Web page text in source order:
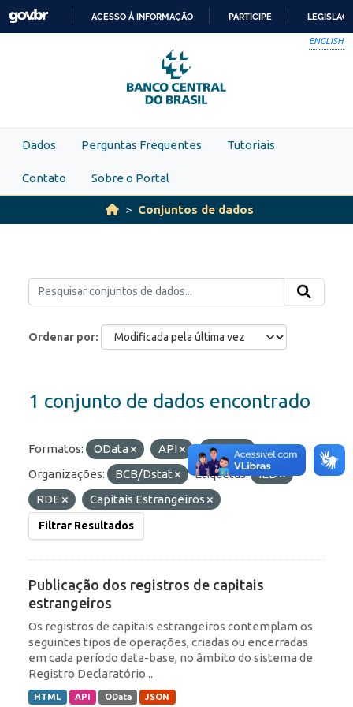
Skip to main content
PARA
O
CONTEÚDO
ACESSO À INFORMAÇÃO PARTICIPE
ENGLISH
Dados Perguntas Frequentes Tutoriais
Contato Sobre o Portal
Conjuntos de dados
Ordenar por
1 conjunto de dados encontrado
Formatos: OData API
HTML
Organizações:
BCB/Dstat Etiquetas:
IED
RDE
Capitais Estrangeiros
Filtrar Resultados
Publicação dos registros de capitais
estrangeiros
Os registros de capitais estrangeiros contemplam os
seguintes tipos de operações, criadas ou encerradas
em cada período data-base, no âmbito do sistema de
Registro Declaratório...
HTML API OData JSON